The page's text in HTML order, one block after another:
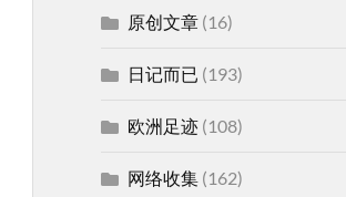
原创文章(16)
日记而已 (193)
欧洲足迹(108)
网络收集(162)